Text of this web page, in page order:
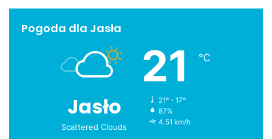
Pogoda dla Jasła
Jasło
Scattered Clouds
21 ℃
21º - 17º
87%
4.51 km/h